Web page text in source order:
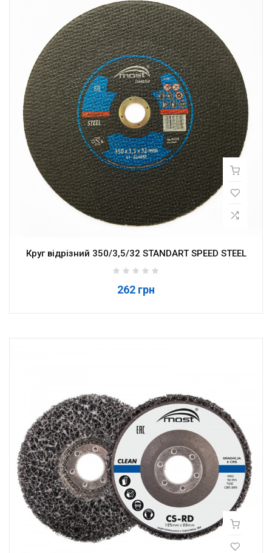
Круг відрізний 350/3,5/32 STANDART SPEED STEEL
262 грн